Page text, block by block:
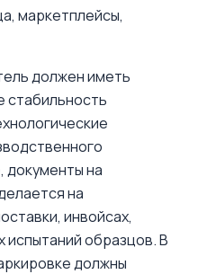
маркетплейсы,
должен иметь
документы на
на
инвойсах,
испытаний образцов. В
должны